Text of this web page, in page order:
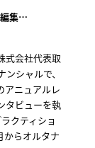
北村（宮子）佳代子（オルタナ輪番編集長）
式会社代表取
シャルで、
アニュアルレ
タビューを執
クティショ
からオルタナ